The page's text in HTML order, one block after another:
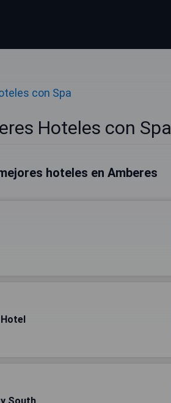
con Spa
Hoteles con Spa
hoteles en Amberes